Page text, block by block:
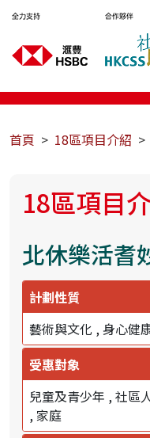
首頁 18區項目介紹
18區項目
北休樂活耆
計劃性質
藝術與文化
身心健
受惠對象
兒童及青少年 社區
家庭